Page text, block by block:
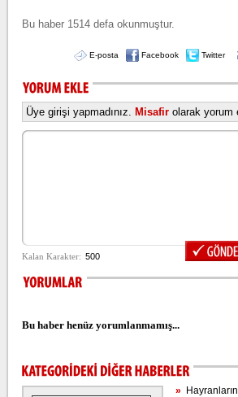
Bu haber 1514 defa okunmuştur.
E-posta Facebook Twitter
Üye girişi yapmadınız. Misafir olarak yorum
Bu haber henüz yorumlanmamış...
»